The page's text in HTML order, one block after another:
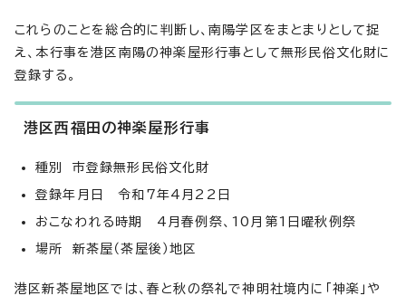
これらのことを総合的に判断し、南陽学区をまとまりとして捉
え、本行事を港区南陽の神楽屋形行事として無形民俗文化財に
登録する。
港区西福田の神楽屋形行事
種別 市登録無形民俗文化財
登録年月日 令和7年4月22日
おこなわれる時期 4月春例祭、10月第1日曜秋例祭
場所 新茶屋（茶屋後）地区
港区新茶屋地区では、春と秋の祭礼で神明社境内に「神楽」や